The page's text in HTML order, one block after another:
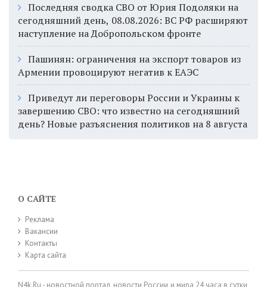
Последняя сводка СВО от Юрия Подоляки на
сегодняшний день, 08.08.2026: ВС РФ расширяют
наступление на Добропольском фронте
Пашинян: ограничения на экспорт товаров из
Армении провоцируют негатив к ЕАЭС
Приведут ли переговоры России и Украины к
завершению СВО: что известно на сегодняшний
день? Новые разъяснения политиков на 8 августа
О САЙТЕ
Реклама
Вакансии
Контакты
Карта сайта
N4k.Ru - новостной портал, новости России и мира 24 часа в сутки,